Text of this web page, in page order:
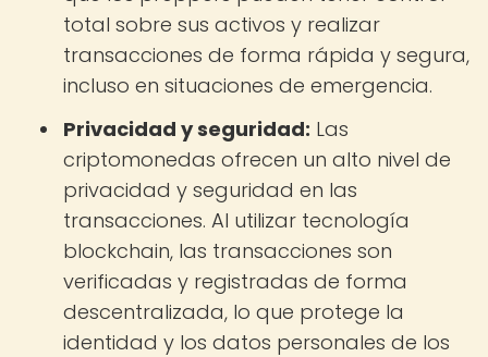
total sobre sus activos y realizar
transacciones de forma rápida y segura,
incluso en situaciones de emergencia.
Privacidad y seguridad: Las
criptomonedas ofrecen un alto nivel de
privacidad y seguridad en las
transacciones. Al utilizar tecnología
blockchain, las transacciones son
verificadas y registradas de forma
descentralizada, lo que protege la
identidad y los datos personales de los